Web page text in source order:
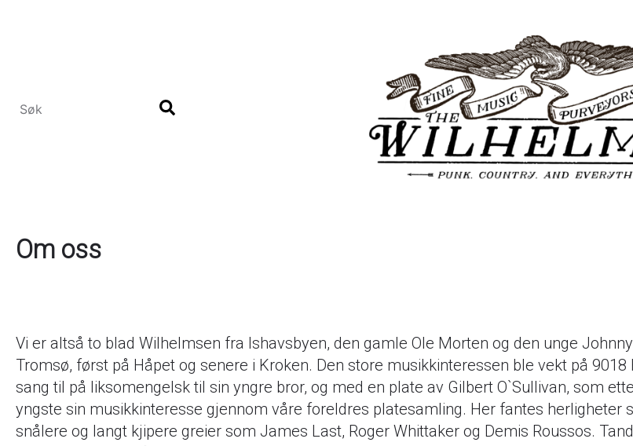
Om oss
Vi er altså to blad Wilhelmsen fra Ishavsbyen, den gamle Ole Morten og den unge
Tromsø, først på Håpet og senere i Kroken. Den store musikkinteressen ble vekt på
sang til på liksomengelsk til sin yngre bror, og med en plate av Gilbert O`Sullivan, som
yngste sin musikkinteresse gjennom våre foreldres platesamling. Her fantes herligheter
snålere og langt kjipere greier som James Last, Roger Whittaker og Demis Roussos.